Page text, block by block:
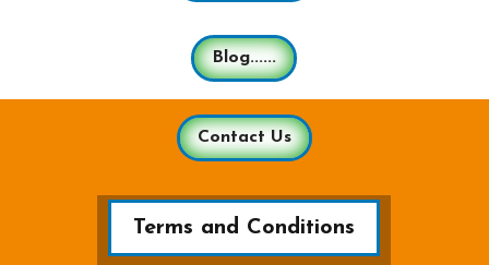
Blog......
Contact Us
Terms and Conditions